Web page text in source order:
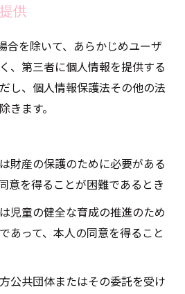
供
合を除いて、あらかじめユーザ
、第三者に個人情報を提供する
し、個人情報保護法その他の法
きます。
財産の保護のために必要がある
意を得ることが困難であるとき
児童の健全な育成の推進のため
あって、本人の同意を得ること
公共団体またはその委託を受け